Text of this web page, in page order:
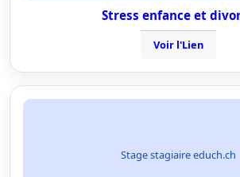
Stress enfance et
Voir l'Lien
Stage stagiaire educh.ch